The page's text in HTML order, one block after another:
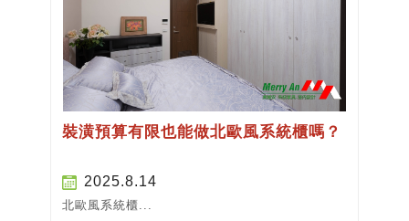
裝潢預算有限也能做北歐風系統櫃嗎？
2025.8.14
北歐風系統櫃...